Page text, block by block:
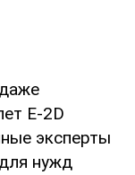
E-2D
эксперты
нужд